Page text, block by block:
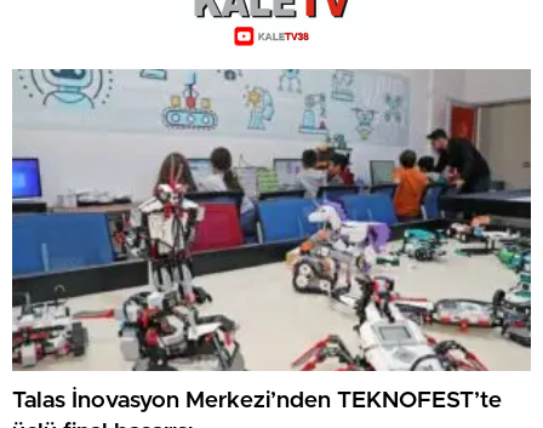
Talas İnovasyon Merkezi’nden TEKNOFEST’te